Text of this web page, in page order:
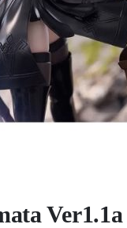
Ver1.1a